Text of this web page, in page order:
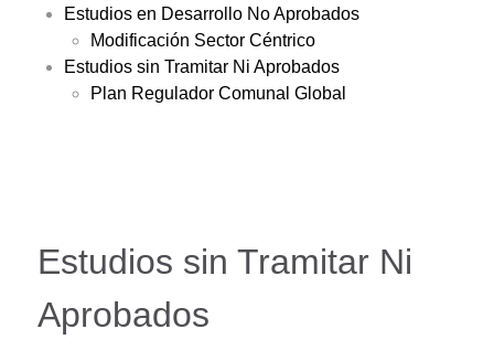
Estudios en Desarrollo No Aprobados
Modificación Sector Céntrico
Estudios sin Tramitar Ni Aprobados
Plan Regulador Comunal Global
Estudios sin Tramitar Ni
Aprobados